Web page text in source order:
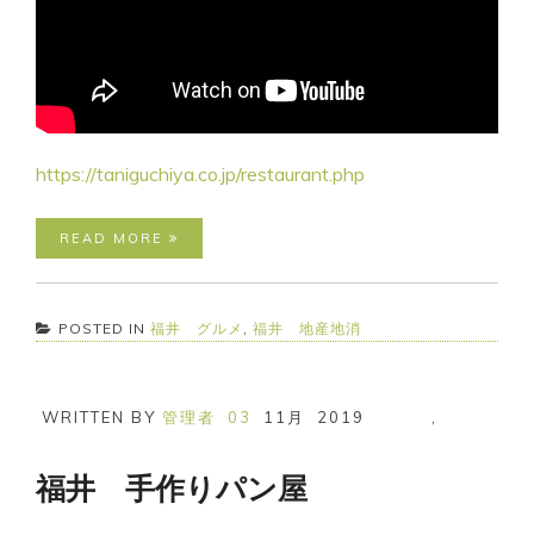
https://taniguchiya.co.jp/restaurant.php
READ MORE
POSTED IN 福井 グルメ , 福井 地産地消
WRITTEN BY 管理者 03 11月 ,
2019
福井 手作りパン屋